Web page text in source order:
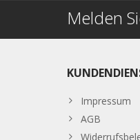
Melden
Impressum
AGB